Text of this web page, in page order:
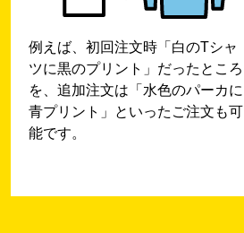
例えば、初回注文時「白のTシャ
ツに黒のプリント」だったところ
を、追加注文は「水色のパーカに
青プリント」といったご注文も可
能です。